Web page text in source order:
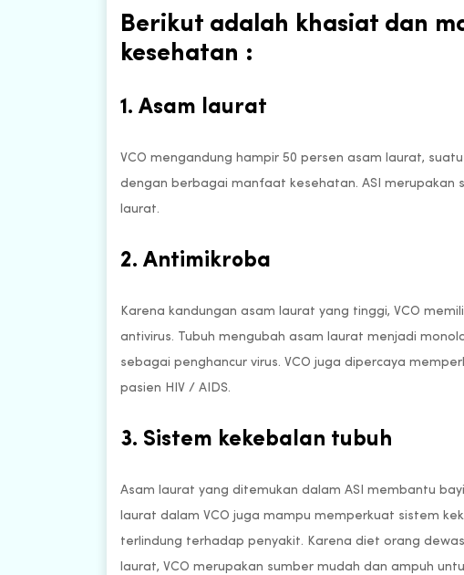
Berikut adalah khasiat dan
kesehatan :
1. Asam laurat
VCO mengandung hampir 50 persen asam laurat,
dengan berbagai manfaat kesehatan. ASI merupakan
laurat.
2. Antimikroba
Karena kandungan asam laurat yang tinggi, VCO
antivirus. Tubuh mengubah asam laurat menjadi
sebagai penghancur virus. VCO juga dipercaya
pasien HIV / AIDS.
3. Sistem kekebalan tubuh
Asam laurat yang ditemukan dalam ASI membantu
laurat dalam VCO juga mampu memperkuat sistem
terlindung terhadap penyakit. Karena diet orang
laurat, VCO merupakan sumber mudah dan ampuh